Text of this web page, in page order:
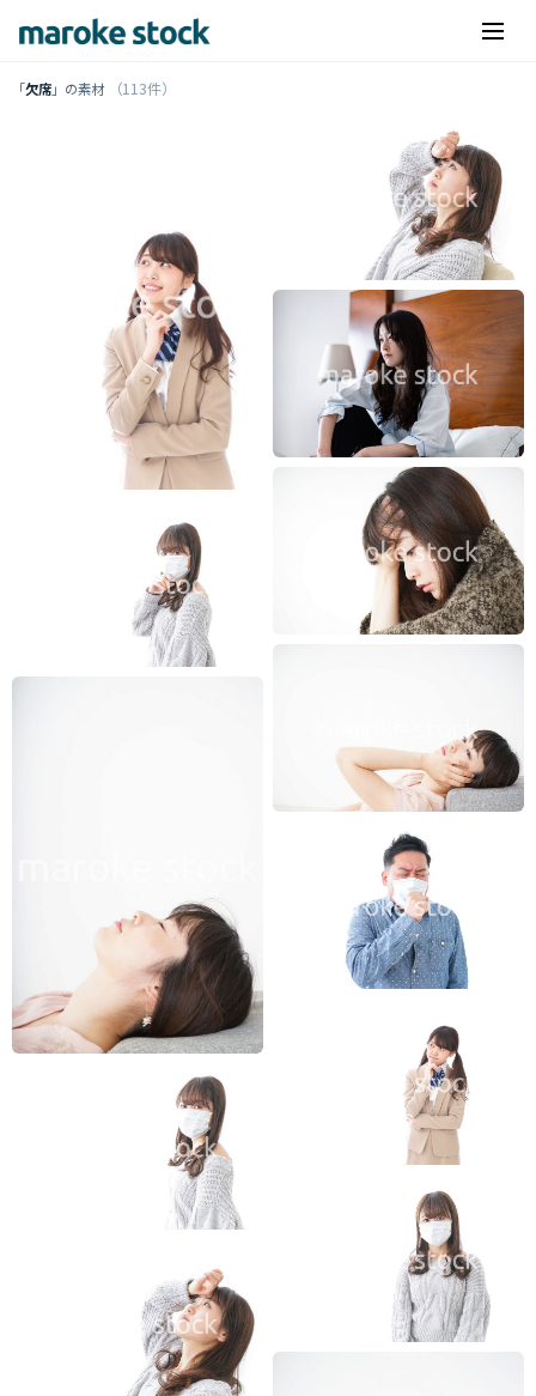
「欠席」の素材 （113件）